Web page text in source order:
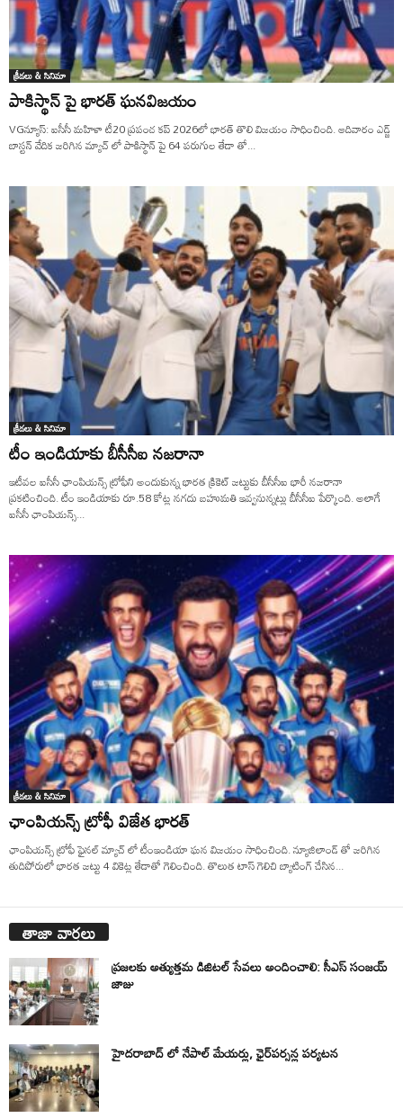
క్రీడలు & సినిమా
పాకిస్థాన్ పై భారత్ ఘనవిజయం
VGన్యూస్: ఐసీసీ మహిళా టీ20 ప్రపంచ కప్ 2026లో భారత్ తొలి విజయం సాధించింది. ఆదివారం ఎడ్జ్
బాస్టన్ వేదిక జరిగిన మ్యాచ్ లో పాకిస్థాన్ పై 64 పరుగుల తేడా తో...
క్రీడలు & సినిమా
టీం ఇండియాకు బీసీసీఐ నజరానా
ఇటీవల ఐసీసీ ఛాంపియన్స్ ట్రోఫీని అందుకున్న భారత క్రికెట్ జట్టుకు బీసీసీఐ భారీ నజరానా
ప్రకటించింది. టీం ఇండియాకు రూ.58 కోట్ల నగదు బహుమతి ఇవ్వనున్నట్లు బీసీసీఐ పేర్కొంది. అలాగే
ఐసీసీ ఛాంపియన్స్...
క్రీడలు & సినిమా
ఛాంపియన్స్ ట్రోఫీ విజేత భారత్
ఛాంపియన్స్ ట్రోఫీ ఫైనల్ మ్యాచ్ లో టీంఇండియా ఘన విజయం సాధించింది. న్యూజిలాండ్ తో జరిగిన
తుదిపోరులో భారత జట్టు 4 వికెట్ల తేడాతో గెలించింది. తొలుత టాస్ గెలిచి బ్యాటింగ్ చేసిన...
తాజా వార్తలు
ప్రజలకు అత్యుత్తమ డిజిటల్ సేవలు అందించాలి: సీఎస్ సంజయ్
జాజు
హైదరాబాద్ లో నేపాల్ మేయర్లు, ఛైర్‌పర్సన్ల పర్యటన